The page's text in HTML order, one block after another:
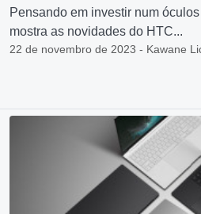
Pensando em investir num
mostra as novidades do HTC...
22 de novembro de 2023 - Kawane